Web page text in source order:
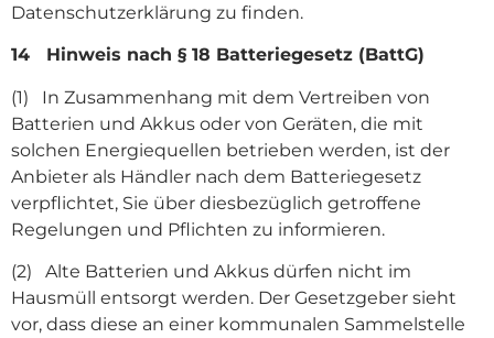
Datenschutzerklärung zu finden.
14 Hinweis nach § 18 Batteriegesetz (BattG)
(1) In Zusammenhang mit dem Vertreiben von
Batterien und Akkus oder von Geräten, die mit
solchen Energiequellen betrieben werden, ist der
Anbieter als Händler nach dem Batteriegesetz
verpflichtet, Sie über diesbezüglich getroffene
Regelungen und Pflichten zu informieren.
(2) Alte Batterien und Akkus dürfen nicht im
Hausmüll entsorgt werden. Der Gesetzgeber sieht
vor, dass diese an einer kommunalen Sammelstelle